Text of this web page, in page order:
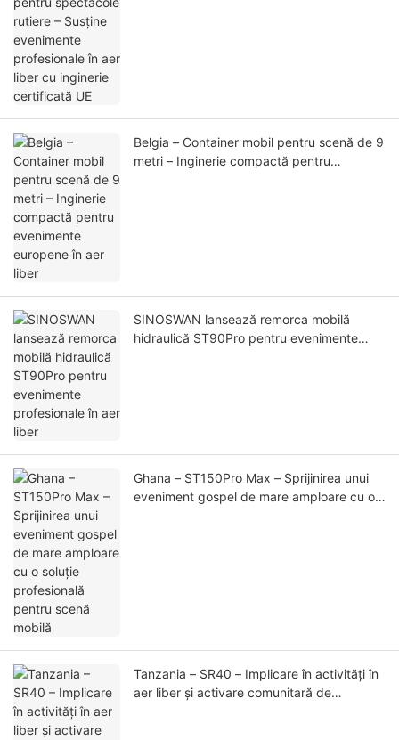
Belgia – Container mobil pentru scenă de 9
metri – Inginerie compactă pentru
SINOSWAN lansează remorca mobilă
hidraulică ST90Pro pentru evenimente
Ghana – ST150Pro Max – Sprijinirea unui
eveniment gospel de mare amploare cu o
Tanzania – SR40 – Implicare în activități în
aer liber și activare comunitară de